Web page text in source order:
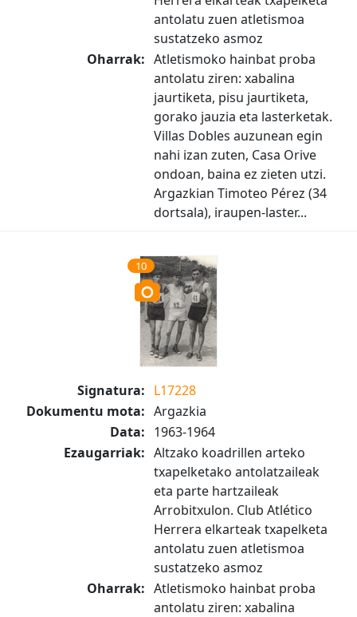
antolatu zuen atletismoa
sustatzeko asmoz
Oharrak: Atletismoko hainbat proba
antolatu ziren: xabalina
jaurtiketa, pisu jaurtiketa,
gorako jauzia eta lasterketak.
Villas Dobles auzunean egin
nahi izan zuten, Casa Orive
ondoan, baina ez zieten utzi.
Argazkian Timoteo Pérez (34
dortsala), iraupen-laster...
10
Signatura: L17228
Dokumentu mota: Argazkia
Data: 1963-1964
Ezaugarriak: Altzako koadrillen arteko
txapelketako antolatzaileak
eta parte hartzaileak
Arrobitxulon. Club Atlético
Herrera elkarteak txapelketa
antolatu zuen atletismoa
sustatzeko asmoz
Oharrak: Atletismoko hainbat proba
antolatu ziren: xabalina